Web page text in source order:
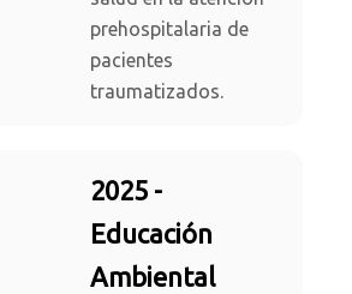
prehospitalaria de
pacientes
traumatizados.
2025 -
Educación
Ambiental